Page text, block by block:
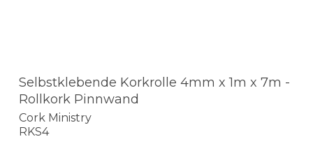
Selbstklebende Korkrolle 4mm x 1m x 7m -
Rollkork Pinnwand
Cork Ministry
RKS4